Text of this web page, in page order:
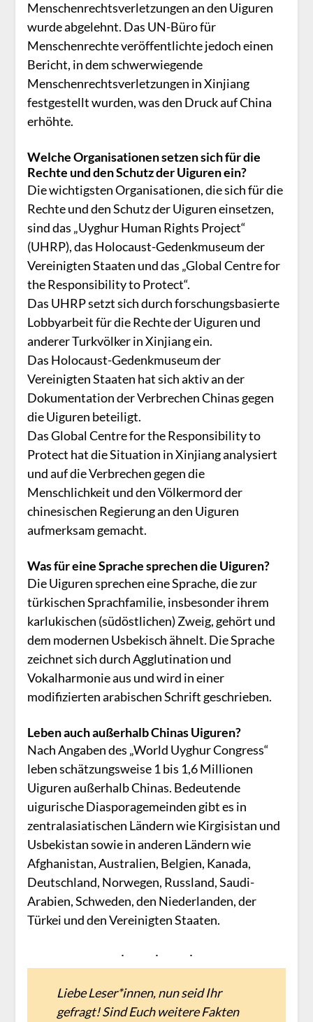
Menschenrechtsverletzungen an den Uiguren
wurde abgelehnt. Das UN-Büro für
Menschenrechte veröffentlichte jedoch einen
Bericht, in dem schwerwiegende
Menschenrechtsverletzungen in Xinjiang
festgestellt wurden, was den Druck auf China
erhöhte.
Welche Organisationen setzen sich für die
Rechte und den Schutz der Uiguren ein?
Die wichtigsten Organisationen, die sich für die
Rechte und den Schutz der Uiguren einsetzen,
sind das „Uyghur Human Rights Project“
(UHRP), das Holocaust-Gedenkmuseum der
Vereinigten Staaten und das „Global Centre for
the Responsibility to Protect“.
Das UHRP setzt sich durch forschungsbasierte
Lobbyarbeit für die Rechte der Uiguren und
anderer Turkvölker in Xinjiang ein.
Das Holocaust-Gedenkmuseum der
Vereinigten Staaten hat sich aktiv an der
Dokumentation der Verbrechen Chinas gegen
die Uiguren beteiligt.
Das Global Centre for the Responsibility to
Protect hat die Situation in Xinjiang analysiert
und auf die Verbrechen gegen die
Menschlichkeit und den Völkermord der
chinesischen Regierung an den Uiguren
aufmerksam gemacht.
Was für eine Sprache sprechen die Uiguren?
Die Uiguren sprechen eine Sprache, die zur
türkischen Sprachfamilie, insbesonder ihrem
karlukischen (südöstlichen) Zweig, gehört und
dem modernen Usbekisch ähnelt. Die Sprache
zeichnet sich durch Agglutination und
Vokalharmonie aus und wird in einer
modifizierten arabischen Schrift geschrieben.
Leben auch außerhalb Chinas Uiguren?
Nach Angaben des „World Uyghur Congress“
leben schätzungsweise 1 bis 1,6 Millionen
Uiguren außerhalb Chinas. Bedeutende
uigurische Diasporagemeinden gibt es in
zentralasiatischen Ländern wie Kirgisistan und
Usbekistan sowie in anderen Ländern wie
Afghanistan, Australien, Belgien, Kanada,
Deutschland, Norwegen, Russland, Saudi-
Arabien, Schweden, den Niederlanden, der
Türkei und den Vereinigten Staaten.
Liebe Leser*innen, nun seid Ihr
gefragt! Sind Euch weitere Fakten